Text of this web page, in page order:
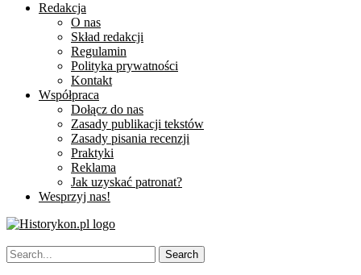
Redakcja
O nas
Skład redakcji
Regulamin
Polityka prywatności
Kontakt
Współpraca
Dołącz do nas
Zasady publikacji tekstów
Zasady pisania recenzji
Praktyki
Reklama
Jak uzyskać patronat?
Wesprzyj nas!